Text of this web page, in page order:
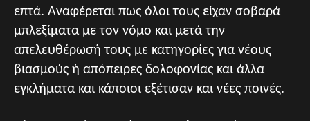
επτά. Αναφέρεται πως όλοι τους είχαν σοβαρά
μπλεξίματα με τον νόμο και μετά την
απελευθέρωσή τους με κατηγορίες για νέους
βιασμούς ή απόπειρες δολοφονίας και άλλα
εγκλήματα και κάποιοι εξέτισαν και νέες ποινές.